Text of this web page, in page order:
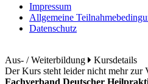
Impressum
Allgemeine
Datenschutz
Aus- / Weiterbildung
Kursdetails
Der Kurs steht leider nicht mehr zur
Fachverband Deutscher